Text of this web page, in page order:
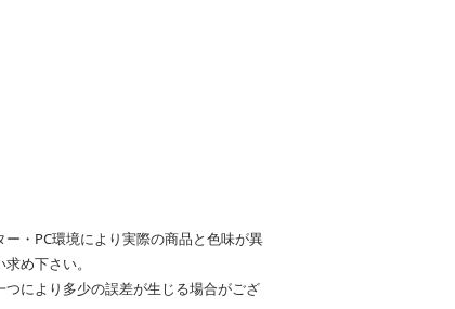
・PC環境により実際の商品と色味が異
め下さい。
により多少の誤差が生じる場合がござ